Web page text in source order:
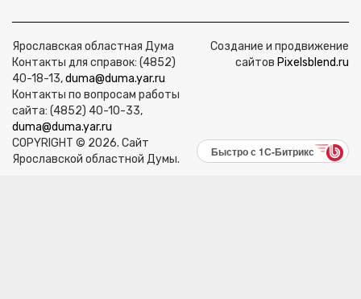
Ярославская областная Дума
Контакты для справок: (4852)
40-18-13,duma@duma.yar.ru
Контакты по вопросам работы
сайта: (4852) 40-10-33,
duma@duma.yar.ru
COPYRIGHT © 2026. Сайт
Ярославской областной Думы.
Создание и продвижение
сайтов Pixelsblend.ru
Быстро с 1С-Битрикс